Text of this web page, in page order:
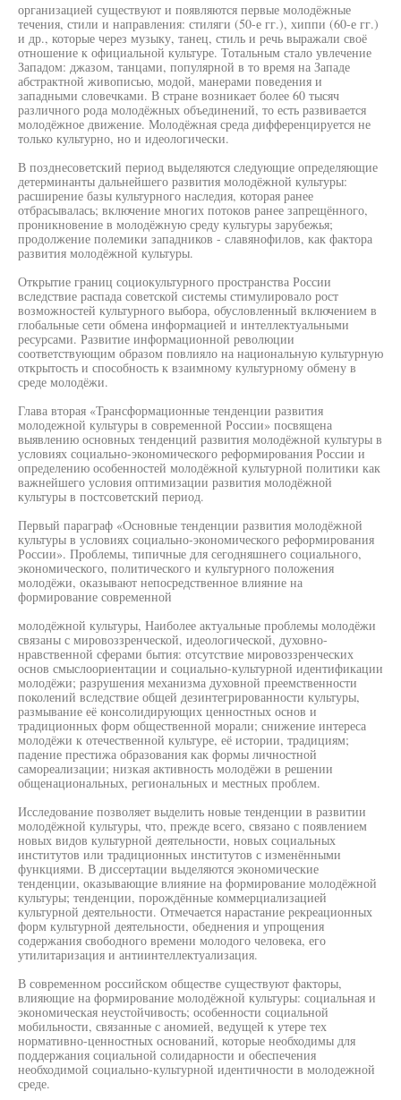
организацией существуют и появляются первые молодёжные
течения, стили и направления: стиляги (50-е гг.), хиппи (60-е гг.)
и др., которые через музыку, танец, стиль и речь выражали своё
отношение к официальной культуре. Тотальным стало увлечение
Западом: джазом, танцами, популярной в то время на Западе
абстрактной живописью, модой, манерами поведения и
западными словечками. В стране возникает более 60 тысяч
различного рода молодёжных объединений, то есть развивается
молодёжное движение. Молодёжная среда дифференцируется не
только культурно, но и идеологически.
В позднесоветский период выделяются следующие определяющие
детерминанты дальнейшего развития молодёжной культуры:
расширение базы культурного наследия, которая ранее
отбрасывалась; включение многих потоков ранее запрещённого,
проникновение в молодёжную среду культуры зарубежья;
продолжение полемики западников - славянофилов, как фактора
развития молодёжной культуры.
Открытие границ социокультурного пространства России
вследствие распада советской системы стимулировало рост
возможностей культурного выбора, обусловленный включением в
глобальные сети обмена информацией и интеллектуальными
ресурсами. Развитие информационной революции
соответствующим образом повлияло на национальную культурную
открытость и способность к взаимному культурному обмену в
среде молодёжи.
Глава вторая «Трансформационные тенденции развития
молодежной культуры в современной России» посвящена
выявлению основных тенденций развития молодёжной культуры в
условиях социально-экономического реформирования России и
определению особенностей молодёжной культурной политики как
важнейшего условия оптимизации развития молодёжной
культуры в постсоветский период.
Первый параграф «Основные тенденции развития молодёжной
культуры в условиях социально-экономического реформирования
России». Проблемы, типичные для сегодняшнего социального,
экономического, политического и культурного положения
молодёжи, оказывают непосредственное влияние на
формирование современной
молодёжной культуры, Наиболее актуальные проблемы молодёжи
связаны с мировоззренческой, идеологической, духовно-
нравственной сферами бытия: отсутствие мировоззренческих
основ смыслоориентации и социально-культурной идентификации
молодёжи; разрушения механизма духовной преемственности
поколений вследствие общей дезинтегрированности культуры,
размывание её консолидирующих ценностных основ и
традиционных форм общественной морали; снижение интереса
молодёжи к отечественной культуре, её истории, традициям;
падение престижа образования как формы личностной
самореализации; низкая активность молодёжи в решении
общенациональных, региональных и местных проблем.
Исследование позволяет выделить новые тенденции в развитии
молодёжной культуры, что, прежде всего, связано с появлением
новых видов культурной деятельности, новых социальных
институтов или традиционных институтов с изменёнными
функциями. В диссертации выделяются экономические
тенденции, оказывающие влияние на формирование молодёжной
культуры; тенденции, порождённые коммерциализацией
культурной деятельности. Отмечается нарастание рекреационных
форм культурной деятельности, обеднения и упрощения
содержания свободного времени молодого человека, его
утилитаризация и антиинтеллектуализация.
В современном российском обществе существуют факторы,
влияющие на формирование молодёжной культуры: социальная и
экономическая неустойчивость; особенности социальной
мобильности, связанные с аномией, ведущей к утере тех
нормативно-ценностных оснований, которые необходимы для
поддержания социальной солидарности и обеспечения
необходимой социально-культурной идентичности в молодежной
среде.